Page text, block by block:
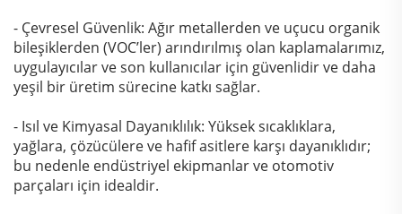
- Çevresel Güvenlik: Ağır metallerden ve uçucu organik
bileşiklerden (VOC’ler) arındırılmış olan kaplamalarımız,
uygulayıcılar ve son kullanıcılar için güvenlidir ve daha
yeşil bir üretim sürecine katkı sağlar.
- Isıl ve Kimyasal Dayanıklılık: Yüksek sıcaklıklara,
yağlara, çözücülere ve hafif asitlere karşı dayanıklıdır;
bu nedenle endüstriyel ekipmanlar ve otomotiv
parçaları için idealdir.